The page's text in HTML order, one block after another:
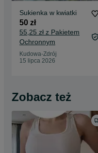
Sukienka w kwiatki
50 zł
55,25 zł z Pakietem
Ochronnym
Kudowa-Zdrój
15 lipca 2026
Zobacz też